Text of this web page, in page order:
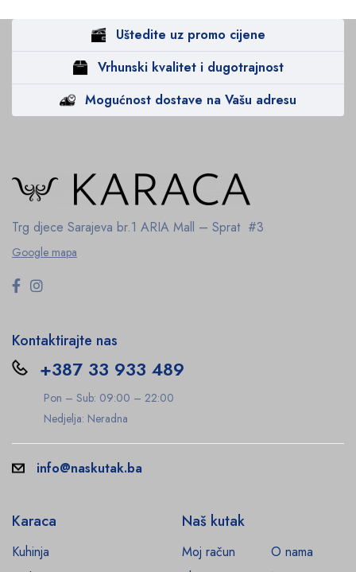
Uštedite uz promo cijene
Vrhunski kvalitet i dugotrajnost
Mogućnost dostave na Vašu adresu
Trg djece Sarajeva br.1 ARIA Mall – Sprat #3
Google mapa
Kontaktirajte nas
+387 33 933 489
Pon – Sub: 09:00 – 22:00
Nedjelja: Neradna
info@naskutak.ba
Karaca
Kuhinja
Naš kutak
Moj račun
O nama